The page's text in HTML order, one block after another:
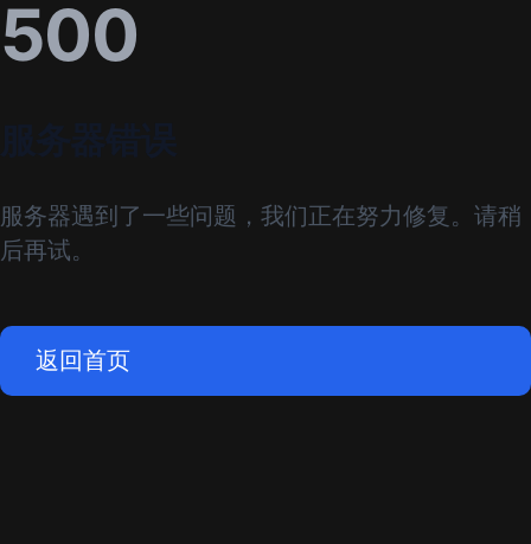
500
服务器遇到了一些问题，我们正在努力修复。请稍
后再试。
返回首页